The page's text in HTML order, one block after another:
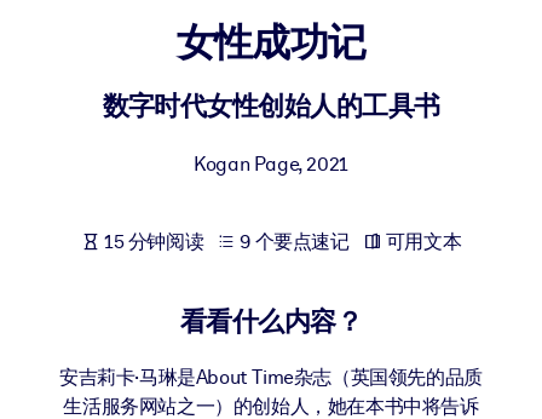
将简短且经过验证的知识引入您的 LMS/LXP，以获得更强的学习效
利用可靠、结构化的知识为您的人工智能系统提供动力，以改善输
女性成功记
数字时代女性创始人的工具书
Kogan Page,2021
15 分钟阅读 9 个要点速记 可用文本
看看什么内容？
安吉莉卡·马琳是About Time杂志（英国领先的品质
生活服务网站之一）的创始人，她在本书中将告诉